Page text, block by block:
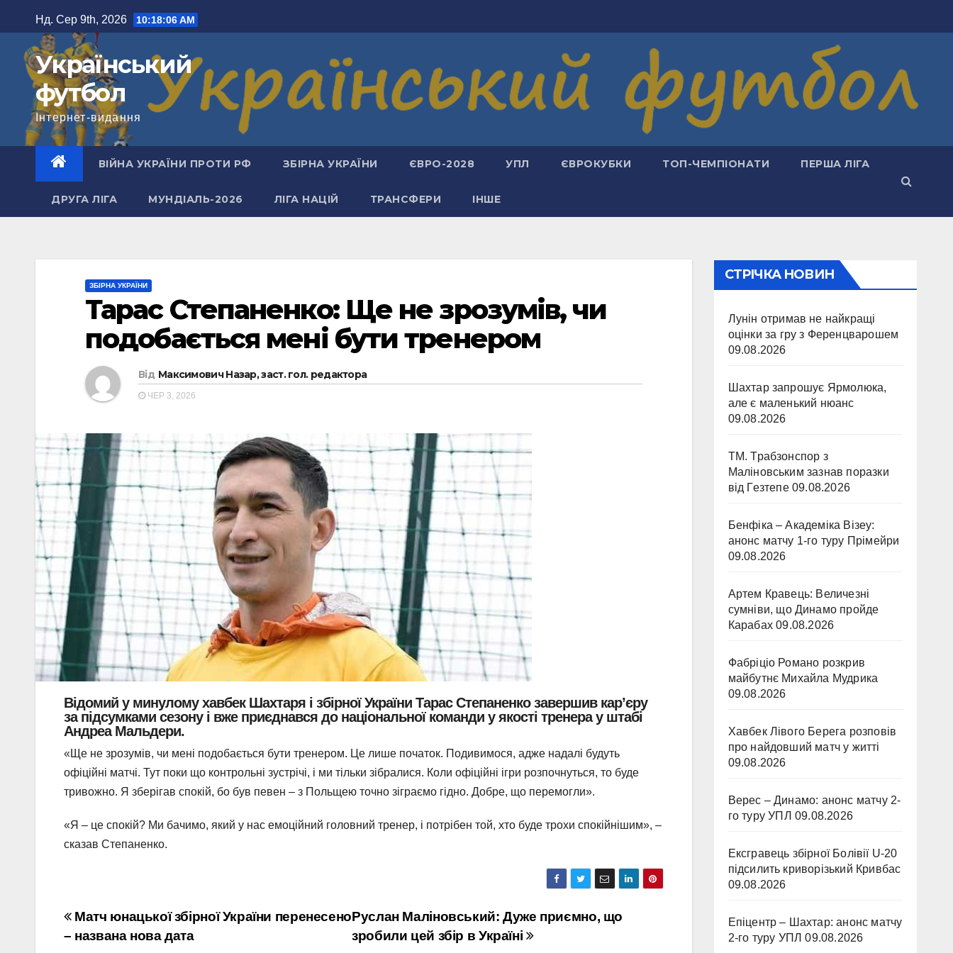
до
вмісту
Нд. Сер 9th, 2026 10:18:07 AM
Український
футбол
Інтернет-видання
ВІЙНА УКРАЇНИ ПРОТИ РФ ЗБІРНА УКРАЇНИ ЄВРО-2028 УПЛ ЄВРОКУБКИ ТОП-ЧЕМПІОНАТИ ПЕРША ЛІГА
ДРУГА ЛІГА МУНДІАЛЬ-2026 ЛІГА НАЦІЙ ТРАНСФЕРИ ІНШЕ
ЗБІРНА УКРАЇНИ
Тарас Степаненко: Ще не зрозумів, чи
подобається мені бути тренером
Від Максимович Назар, заст. гол. редактора
ЧЕР 3, 2026
Відомий у минулому хавбек Шахтаря і збірної України Тарас Степаненко завершив кар’єру
за підсумками сезону і вже приєднався до національної команди у якості тренера у штабі
Андреа Мальдери.
«Ще не зрозумів, чи мені подобається бути тренером. Це лише початок. Подивимося, адже надалі будуть
офіційні матчі. Тут поки що контрольні зустрічі, і ми тільки зібралися. Коли офіційні ігри розпочнуться, то буде
тривожно. Я зберігав спокій, бо був певен – з Польщею точно зіграємо гідно. Добре, що перемогли».
«Я – це спокій? Ми бачимо, який у нас емоційний головний тренер, і потрібен той, хто буде трохи спокійнішим», –
сказав Степаненко.
Навігація
записів
Руслан Маліновський: Дуже приємно, що
зробили цей збір в Україні
Матч юнацької збірної України перенесено
– названа нова дата
СТРІЧКА НОВИН
Лунін отримав не найкращі
оцінки за гру з Ференцварошем
09.08.2026
Шахтар запрошує Ярмолюка,
але є маленький нюанс
09.08.2026
ТМ. Трабзонспор з
Маліновським зазнав поразки
від Гезтепе 09.08.2026
Бенфіка – Академіка Візеу:
анонс матчу 1-го туру Прімейри
09.08.2026
Артем Кравець: Величезні
сумніви, що Динамо пройде
Карабах 09.08.2026
Фабріціо Романо розкрив
майбутнє Михайла Мудрика
09.08.2026
Хавбек Лівого Берега розповів
про найдовший матч у житті
09.08.2026
Верес – Динамо: анонс матчу 2-
го туру УПЛ 09.08.2026
Ексгравець збірної Болівії U-20
підсилить криворізький Кривбас
09.08.2026
Епіцентр – Шахтар: анонс матчу
2-го туру УПЛ 09.08.2026